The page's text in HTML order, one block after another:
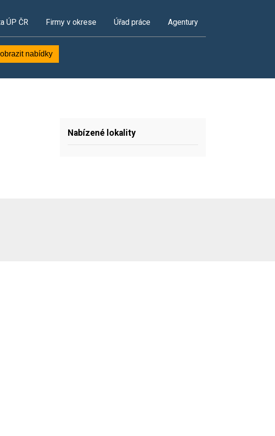
ÚP ČR Firmy v okrese Úřad práce Agentury
nabídky
Nabízené lokality